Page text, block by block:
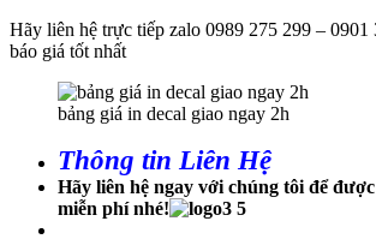
Hãy liên hệ trực tiếp zalo 0989 275 299 – 0901
báo giá tốt nhất
bảng giá in decal giao ngay 2h
Thông tin Liên Hệ
Hãy liên hệ ngay với chúng tôi để
miễn phí nhé!